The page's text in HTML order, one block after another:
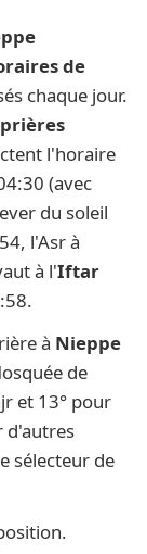
de
chaque jour.
l'horaire
(avec
du soleil
l'Asr à
à l'Iftar
à Nieppe
de
et 13° pour
d'autres
sélecteur de